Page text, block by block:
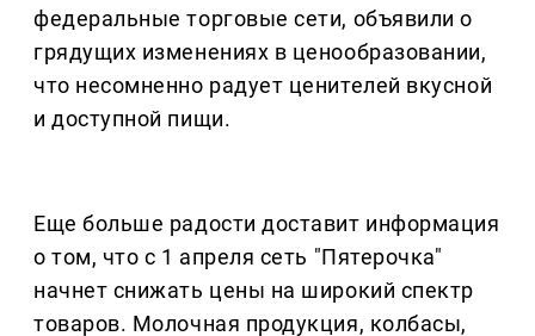
федеральные торговые сети, объявили о
грядущих изменениях в ценообразовании,
что несомненно радует ценителей вкусной
и доступной пищи.
Еще больше радости доставит информация
о том, что с 1 апреля сеть "Пятерочка"
начнет снижать цены на широкий спектр
товаров. Молочная продукция, колбасы,